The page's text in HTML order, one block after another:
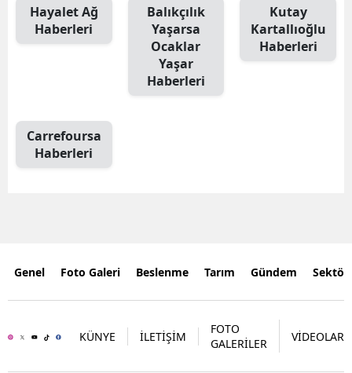
Hayalet Ağ
Haberleri
Balıkçılık
Yaşarsa
Ocaklar
Yaşar
Haberleri
Kutay
Kartallıoğlu
Haberleri
Carrefoursa
Haberleri
Genel Foto Galeri Beslenme Tarım Gündem
KÜNYE İLETİŞİM
FOTO
GALERİLER
VİDEOLAR